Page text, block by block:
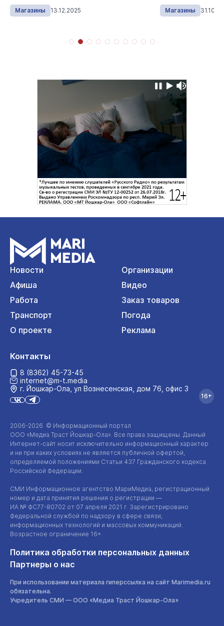
Магазины 13.12.2025 Магазины
Новости
Организации
Афиша
Видео
Работа
Заказ товаров
Транспорт
Погода
О проекте
Реклама
2006-2026 © Информационный портал
ООО «Медиа Траст Йошкар-Ола». Все права защищены. Данный
Интернет-сайт носит исключительно информационный характер
и ни при каких условиях не является публичной офертой,
определяемой положениями Статьи 437 Гражданского кодекса
Российской Федерации.
СМИ Информационное агентство МариМедиа, регистрационный
номер и дата принятия решения о регистрации —
ИА № ФС77-80702 от 07 апреля 2021 г. Зарегистрировано
Федеральной службой по надзору в сфере связи,
информационных технологий и массовых коммуникаций.
Возрастное ограничение 16+.
Политика обработки персональных данных
Партнеры о нас
При использовании материала гиперссылка на сайт Marimedia.ru
обязательна.
Учредитель СМИ — ООО «Медиа Траст Йошкар-Ола»
Контакты
8 (8362) 45-73-45
internet@m-t.media
г. Йошкар‑Ола, ул Вознесенская, дом 76, офис 3
16+